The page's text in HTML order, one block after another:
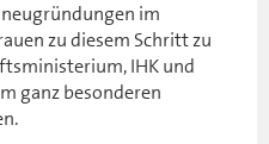
im
zu diesem Schritt zu
IHK und
ganz besonderen